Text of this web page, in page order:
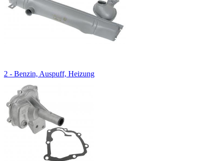
2 - Benzin, Auspuff, Heizung